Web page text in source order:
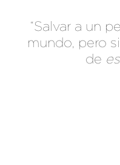
“Salvar a un
mundo, pero
de